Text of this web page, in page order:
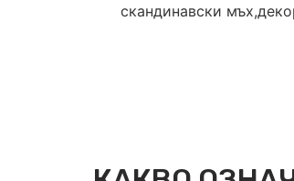
скандинавски